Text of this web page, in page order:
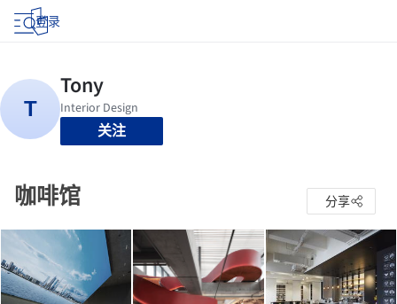
登录
关注
咖啡馆 分享